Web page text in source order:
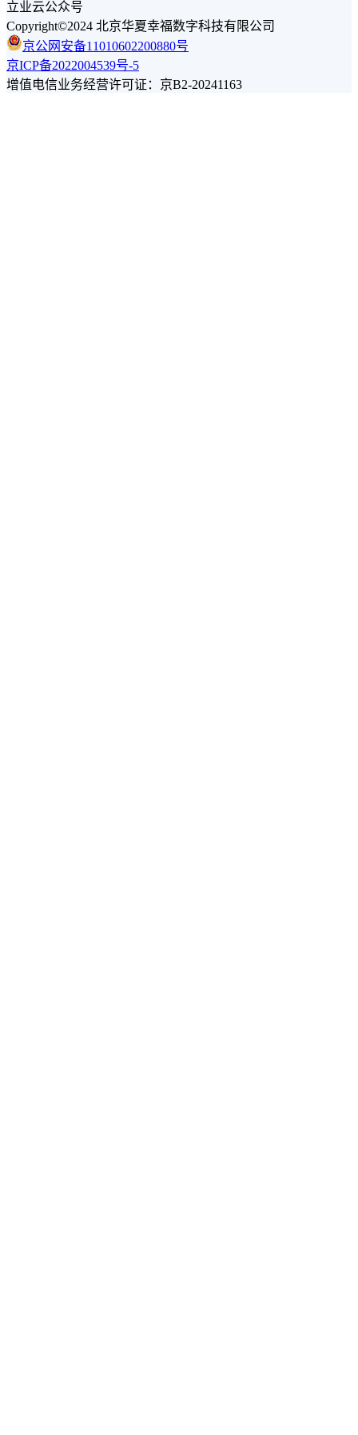
立业云公众号
Copyright©2024 北京华夏幸福数字科技有限公司
京公网安备11010602200880号
京ICP备2022004539号-5
增值电信业务经营许可证：京B2-20241163